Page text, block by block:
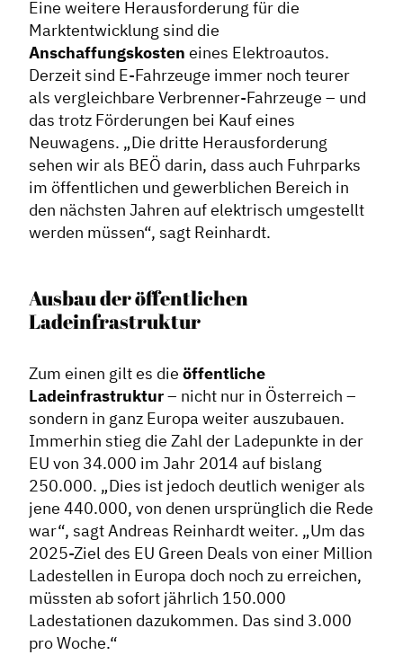
Eine weitere Herausforderung für die
Marktentwicklung sind die
Anschaffungskosten eines Elektroautos.
Derzeit sind E-Fahrzeuge immer noch teurer
als vergleichbare Verbrenner-Fahrzeuge – und
das trotz Förderungen bei Kauf eines
Neuwagens. „Die dritte Herausforderung
sehen wir als BEÖ darin, dass auch Fuhrparks
im öffentlichen und gewerblichen Bereich in
den nächsten Jahren auf elektrisch umgestellt
werden müssen“, sagt Reinhardt.
Ausbau der öffentlichen
Ladeinfrastruktur
Zum einen gilt es die öffentliche
Ladeinfrastruktur– nicht nur in Österreich –
sondern in ganz Europa weiter auszubauen.
Immerhin stieg die Zahl der Ladepunkte in der
EU von 34.000 im Jahr 2014 auf bislang
250.000. „Dies ist jedoch deutlich weniger als
jene 440.000, von denen ursprünglich die Rede
war“, sagt Andreas Reinhardt weiter. „Um das
2025-Ziel des EU Green Deals von einer Million
Ladestellen in Europa doch noch zu erreichen,
müssten ab sofort jährlich 150.000
Ladestationen dazukommen. Das sind 3.000
pro Woche.“